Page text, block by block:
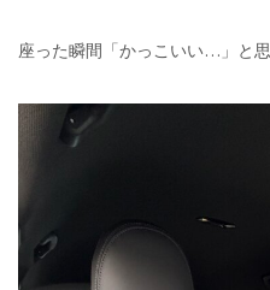
座った瞬間「かっこいい…」と